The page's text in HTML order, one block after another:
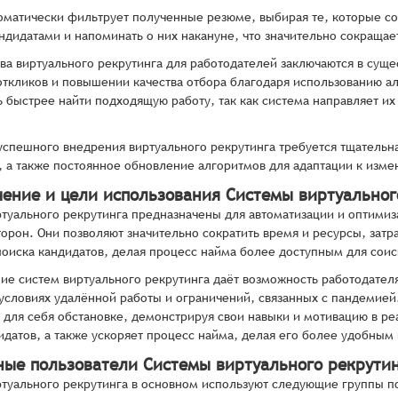
фильтрует полученные резюме, выбирая те, которые
и напоминать о них накануне, что значительно
виртуального рекрутинга для работодателей заключаются в
и повышении качества отбора благодаря использованию
быстрее найти подходящую работу, так как система направляет
внедрения виртуального рекрутинга требуется
а также постоянное обновление алгоритмов для адаптации к
и цели использования Системы
рекрутинга предназначены для автоматизации и
Они позволяют значительно сократить время и ресурсы,
кандидатов, делая процесс найма более доступным для
систем виртуального рекрутинга даёт возможность
удалённой работы и ограничений, связанных с
себя обстановке, демонстрируя свои навыки и мотивацию в
а также ускоряет процесс найма, делая его более
пользователи Системы виртуального
рекрутинга в основном используют следующие группы